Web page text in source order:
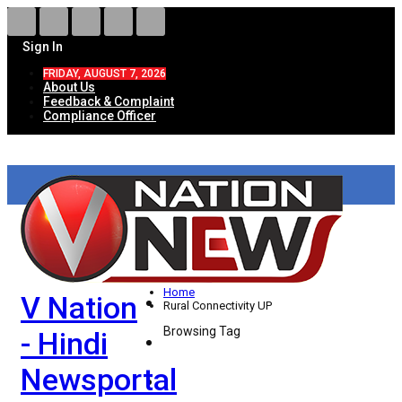
Sign In
FRIDAY, AUGUST 7, 2026
About Us
Feedback & Complaint
Compliance Officer
V Nation
- Hindi
Newsportal
HOME
ताज़ा खबरें
देश
विदेश
राज्य
Home
Rural Connectivity UP
Browsing Tag